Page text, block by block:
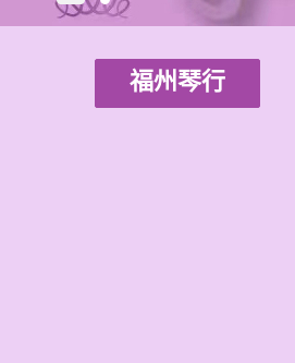
福州琴行